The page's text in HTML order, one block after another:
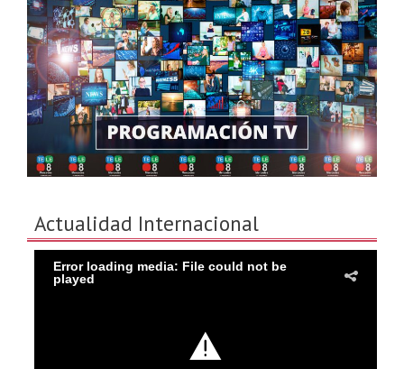
Actualidad Internacional